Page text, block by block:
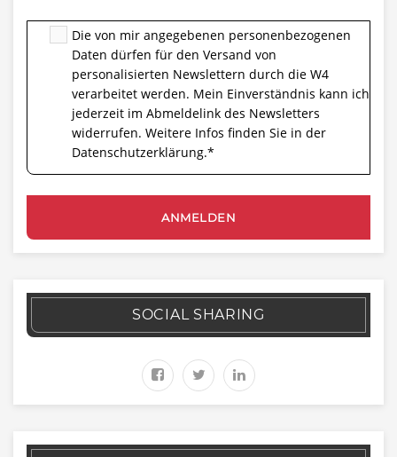
Die von mir angegebenen personenbezogenen
Daten dürfen für den Versand von
personalisierten Newslettern durch die W4
verarbeitet werden. Mein Einverständnis kann ich
jederzeit im Abmeldelink des Newsletters
widerrufen. Weitere Infos finden Sie in der
Datenschutzerklärung.*
SOCIAL SHARING